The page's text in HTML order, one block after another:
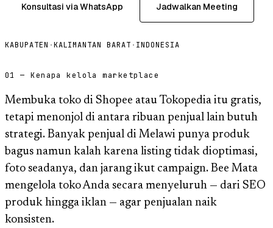
Konsultasi via WhatsApp Jadwalkan Meeting
KABUPATEN ·KALIMANTAN BARAT · INDONESIA
01 — Kenapa kelola marketplace
Membuka toko di Shopee atau Tokopedia itu gratis,
tetapi menonjol di antara ribuan penjual lain butuh
strategi. Banyak penjual di Melawi punya produk
bagus namun kalah karena listing tidak dioptimasi,
foto seadanya, dan jarang ikut campaign. Bee Mata
mengelola toko Anda secara menyeluruh — dari SEO
produk hingga iklan — agar penjualan naik
konsisten.